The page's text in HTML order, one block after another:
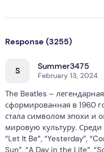
Response (3255)
S Summer3475
February 13, 2024
The Beatles –
сформированная в 1960
стала символом эпохи и
мировую культуру. Среди
“Let It Be”, “Yesterday”,
Sun”, “A Day in the Life”,